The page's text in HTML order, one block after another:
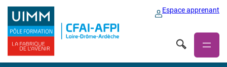
Espace apprenant